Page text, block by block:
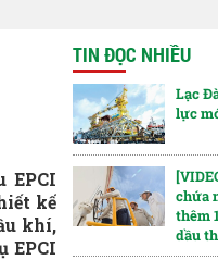
căn bản trong tư duy quản lý hoạt
EPCI
kế
khí,
EPCI
TIN ĐỌC NHIỀU
Lạc
lực
chứa
thêm
dầu